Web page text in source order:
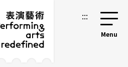
:::